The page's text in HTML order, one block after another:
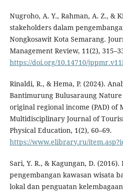
Nugroho, A. Y., Rahman, A. Z., &
stakeholders dalam
Nongkosawit Kota Semarang.
Management Review, 11(2),
https://doi.org/10.14710/
Rinaldi, R., & Hema, P. (2024).
Bantimurung Bulusaraung
original regional income (PAD) of
Multidisciplinary Journal of
Physical Education, 1(2), 60–69.
https://www.elibrary.ru/
Sari, Y. R., & Kagungan, D.
pengembangan kawasan wisata
lokal dan penguatan